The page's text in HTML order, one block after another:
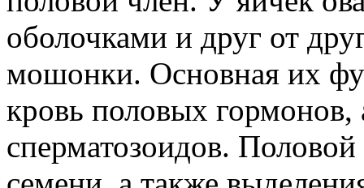
оболочками и друг от
мошонки. Основная их
кровь половых гормонов,
сперматозоидов.